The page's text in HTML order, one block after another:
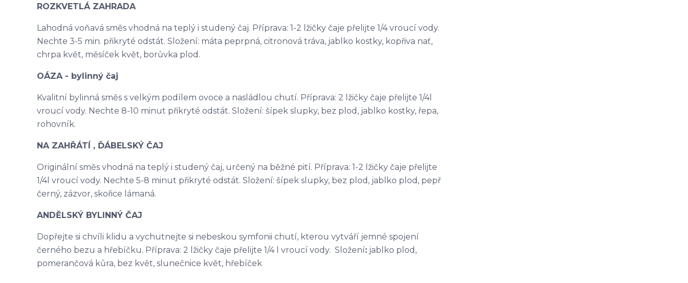
ROZKVETLÁ ZAHRADA
Lahodná voňavá směs vhodná na teplý i studený čaj. Příprava: 1-2 lžičky čaje přelijte 1/4 vroucí vody.
Nechte 3-5 min. přikryté odstát. Složení: máta peprpná, citronová tráva, jablko kostky, kopřiva nať,
chrpa květ, měsíček květ, borůvka plod.
OÁZA - bylinný čaj
Kvalitní bylinná směs s velkým podílem ovoce a nasládlou chutí. Příprava: 2 lžičky čaje přelijte 1/4l
vroucí vody. Nechte 8-10 minut přikryté odstát. Složení: šípek slupky, bez plod, jablko kostky, řepa,
rohovník.
NA ZAHŘÁTÍ , ĎÁBELSKÝ ČAJ
Originální směs vhodná na teplý i studený čaj, určený na běžné pití. Příprava: 1-2 lžičky čaje přelijte
1/4l vroucí vody. Nechte 5-8 minut přikryté odstát. Složení: šípek slupky, bez plod, jablko plod, pepř
černý, zázvor, skořice lámaná.
ANDĚLSKÝ BYLINNÝ ČAJ
Dopřejte si chvíli klidu a vychutnejte si nebeskou symfonii chutí, kterou vytváří jemné spojení
černého bezu a hřebíčku. Příprava: 2 lžičky čaje přelijte 1/4 l vroucí vody. Složení: jablko plod,
pomerančová kůra, bez květ, slunečnice květ, hřebíček